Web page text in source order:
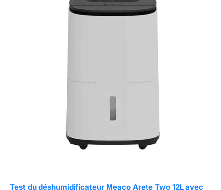
Test du déshumidificateur Meaco Arete Two 12L avec